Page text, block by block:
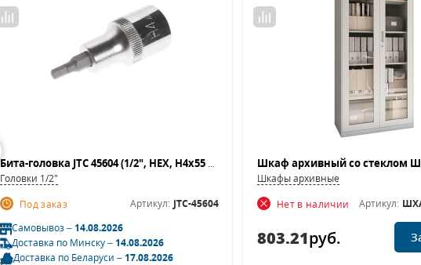
Бита-головка JTC 45604 (1/2", HEX, H4х55 мм)
Головки 1/2"
Под заказ
Артикул: JTC-45604
Самовывоз –14.08.2026
Доставка по Минску –14.08.2026
Доставка по Беларуси –17.08.2026
Шкафы архивные
Нет в наличии
Артикул:
803.21руб.